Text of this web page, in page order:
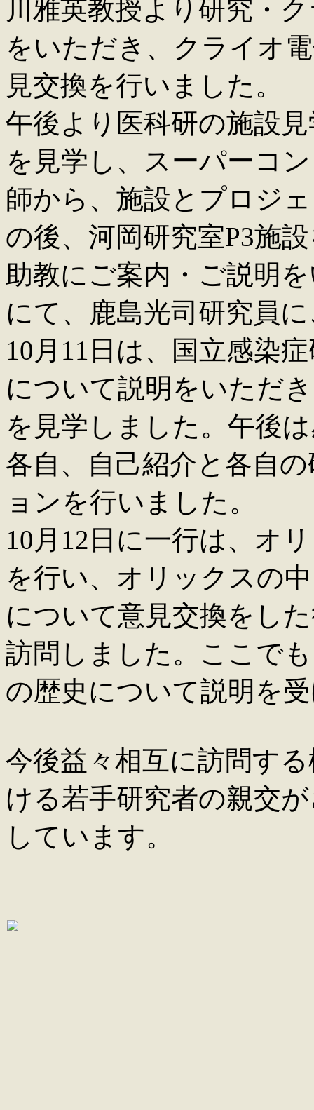
川雅英教授より研究・
をいただき、クライオ
見交換を行いました。
午後より医科研の施設
を見学し、スーパーコ
師から、施設とプロジ
の後、河岡研究室P3施
助教にご案内・ご説明
にて、鹿島光司研究員
10月11日は、国立感染
について説明をいただ
を見学しました。午後
各自、自己紹介と各自
ョンを行いました。
10月12日に一行は、オ
を行い、オリックスの
について意見交換をし
訪問しました。ここで
の歴史について説明を
今後益々相互に訪問す
ける若手研究者の親交
しています。